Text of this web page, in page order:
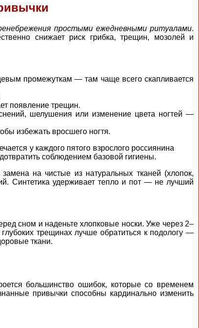
простыми ежедневными ритуалами.
снижает риск грибка, трещин, мозолей и
промежуткам — там чаще всего скапливается
появление трещин.
шелушения или изменение цвета ногтей —
избежать вросшего ногтя.
у каждого пятого взрослого россиянина
соблюдением базовой гигиены.
на чистые из натуральных тканей (хлопок,
Синтетика удерживает тепло и пот — не лучший
сном и наденьте хлопковые носки. Уже через 2–
трещинах лучше обратиться к подологу —
ткани.
большинство ошибок, которые со временем
привычки способны кардинально изменить